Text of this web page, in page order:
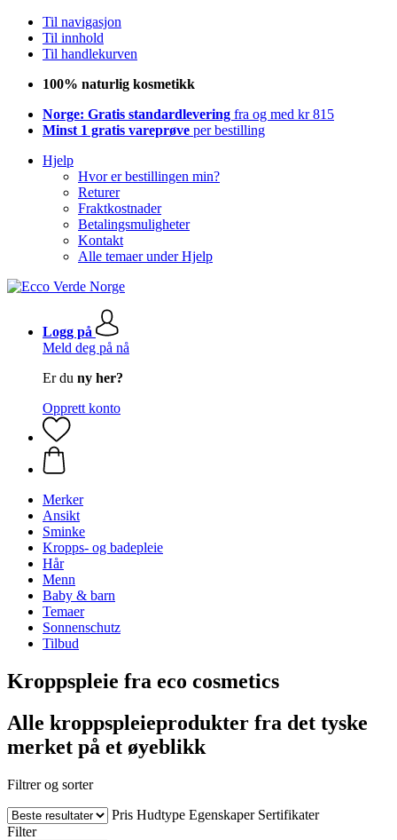
Til navigasjon
Til innhold
Til handlekurven
100% naturlig kosmetikk
Norge: Gratis standardlevering fra og med kr 815
Minst 1 gratis vareprøve per bestilling
Hjelp
Hvor er bestillingen min?
Returer
Fraktkostnader
Betalingsmuligheter
Kontakt
Alle temaer under Hjelp
Logg på
Meld deg på nå
Er du ny her?
Opprett konto
Merker
Ansikt
Sminke
Kropps- og badepleie
Hår
Menn
Baby & barn
Temaer
Sonnenschutz
Tilbud
Kroppspleie fra eco cosmetics
Alle kroppspleieprodukter fra det tyske
merket på et øyeblikk
Filtrer og sorter
Pris Hudtype Egenskaper Sertifikater
Filter